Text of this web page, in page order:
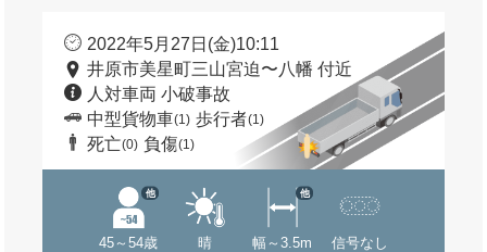
2022年5月27日(金)10:11
井原市美星町三山宮迫〜八幡 付近
人対車両 小破事故
中型貨物車(1) 歩行者(1)
死亡(0) 負傷(1)
45～54歳
他
晴 幅～3.5m
他
信号なし